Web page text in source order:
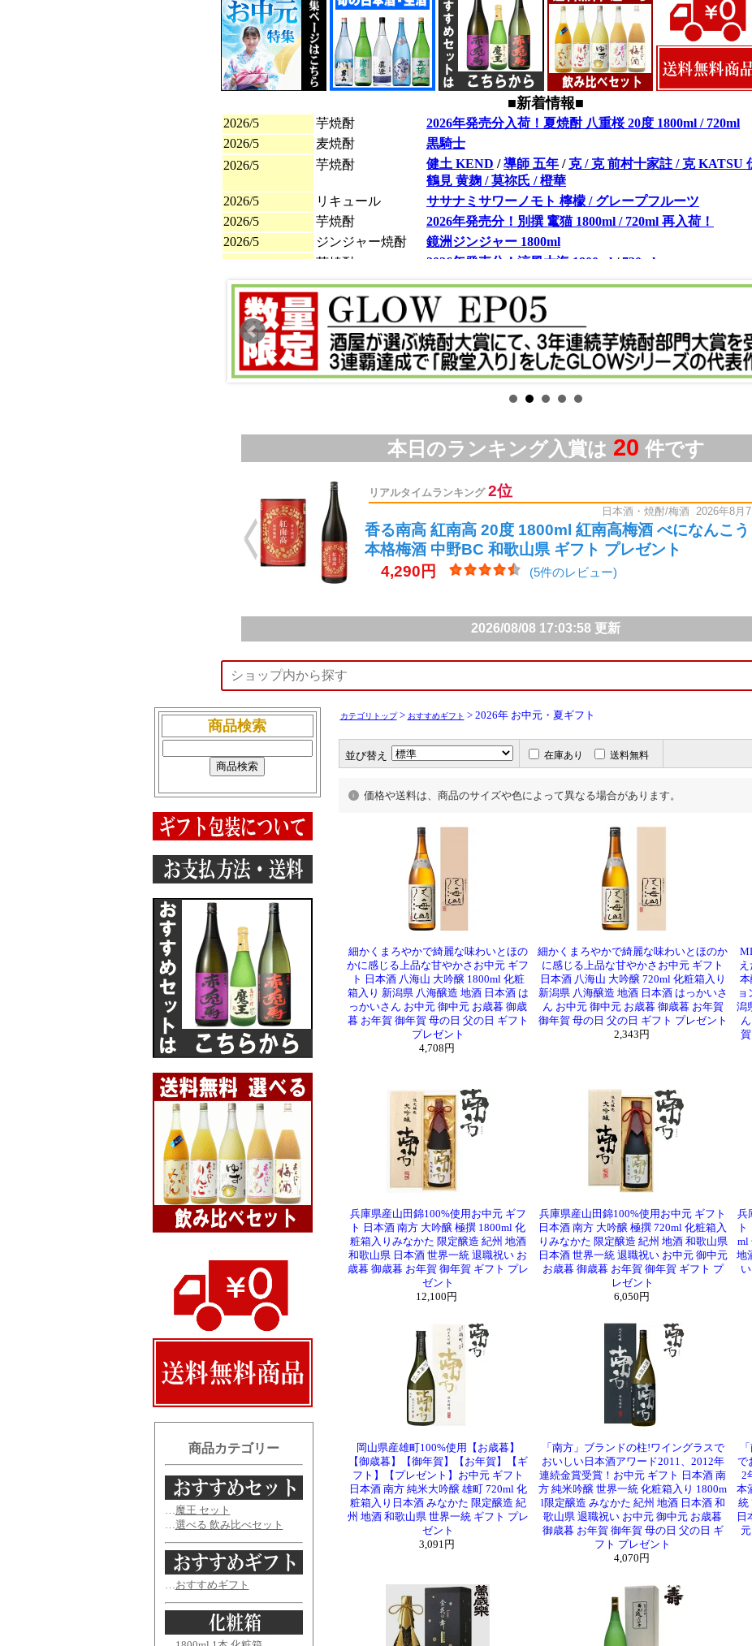
■新着情報■
2026/5 芋焼酎
2026年発売分入荷！夏焼酎 八重桜 20度 1800ml / 720ml
2026/5
麦焼酎
黒騎士
2026/5
芋焼酎 健土 KEND /導師 五年 / 克 / 克 前村十家註 / 克 KATSU
鶴見 黄麹 / 莫祢氏 / 橙華
2026/5
リキュール
ササナミサワーノモト 檸檬 / グレープフルーツ
2026/5
芋焼酎
2026年発売分！別撰 竃猫 1800ml / 720ml 再入荷！
2026/5
ジンジャー焼酎
鏡洲ジンジャー 1800ml
2026/5
芋焼酎 2026年発売分！涼風大海 1800ml / 720ml
2026/4
芋焼酎
2026年発売分！GLOW EP05 1800ml / 720ml
2026/4
芋焼酎
2026年4月より甕雫 リブランド！
甕雫 1800ml 瓶 / 甕雫 黒 1800ml 瓶 / 720ml 瓶 / 900ml
甕雫 翠 1800ml 瓶 / ７２０ml 瓶 / 900ml
甕雫 茜 1800ml 瓶 / 720ml 瓶
大山 特別純米酒 生酒 / 大七 純米生もと 生原酒
菊の里 超辛口 純米生酒 / 甲子 純米吟醸 生原酒 / 甲子 ア
リキュール 紀州の梅酒とトロピカルマンゴー
2026/4
リキュール
ササナミサワーノモト 檸檬 / 梅紫蘇
2026/4
日本酒
リキュール
車坂 魚に合う吟醸酒
吉村秀雄商店 じゃばら酒
芋焼酎
マルニシ第4弾！マルニシ ムラサキマサリ 1800ml / 720ml
2026/4
芋焼酎
2026年発売分！別撰 竃猫 1800ml / 720ml / 竃猫 1800ml /
鏡洲ジンジャー 1800ml / 720ml
2026/4
芋焼酎
克 / 克 前村十家註 / 克 新 無手勝流 / 克 豪放磊落
2026/3
芋焼酎
健土 1st ボトル / 蜜滴 KEND 1st ボトル / PHOENIX 1st
芋焼酎
GLOWシリーズ最新作！ GLOW EP09 1800ml / 720ml
2026/3
芋焼酎
克 / 克 前村十家註 / 克 勝どき
2026/3
芋焼酎
八千代伝 黄色い椿 2026年発売分！
八千代伝 千代吉 / 八千代伝 白 / 八千代伝 黒
2026/3
千亀女 / 千亀女 紫芋仕込み
2026/3
車坂 特別純米酒 生酒 / 車坂 純米大吟醸 生酒
根来桜 純米酒 桜ラベル / 車坂 魚に合う吟醸酒
吉村秀雄商店 じゃばら酒 / すいうめ
赤兎馬 / 赤兎馬 紫 / 赤兎馬 玉茜 / 赤兎馬 ブルー / 赤兎馬
2026/3
ジンジャー焼酎
鏡洲 ジンジャー
2026/3
リキュール
ササナミサワーノモト 檸檬 / グレープフルーツ
2026/3
芋焼酎
甕雫 / 甕雫 KURO / 甕雫 瓶
2026/3
ノンアルコール
雑賀 ロックン 柚 / ロックン プラム / クラフト ロックン
2026/2
2026年発売分！ヤキイモ マルニシベニハルカ 1800ml /
2026/2
2026年発売分！裏 赤江 1800ml / 720ml
2026/2
2026/2
ジンジャー焼酎
鏡洲 ジンジャー 1800ml / 720ml
2026/2
克 / 克 前村十家註 / 克 新 無手勝流 / 克 豪放磊落 / 克 勝ど
2026/2
甕雫 KURO / 甕雫 瓶 / 空と風と大地と / かんろ
2026/2
ササナミサワーノモト 檸檬
2026/2
車坂 魚に合う吟醸酒
吉村秀雄商店 じゃばら酒 / しょうが酒
2026/2
芋焼酎 導師 五年 / 導師 焼酎道場/竃猫
2026/2
日本酒 司牡丹 しぼりたて 裏 純米生酒 1800ml
商品検索
商品カテゴリー
…魔王 セット
…選べる 飲み比べセット
…おすすめギフト
カテゴリトップ> おすすめギフト > 2026年 お中元・夏ギフト
並び替え 在庫あり 送料無料
価格や送料は、商品のサイズや色によって異なる場合があります。
細かくまろやかで綺麗な味わいとほの
かに感じる上品な甘やかさお中元 ギフ
ト 日本酒 八海山 大吟醸 1800ml 化粧
箱入り 新潟県 八海醸造 地酒 日本酒 は
っかいさん お中元 御中元 お歳暮 御歳
暮 お年賀 御年賀 母の日 父の日 ギフト
プレゼント
4,708円
細かくまろやかで綺麗な味わいとほのか
に感じる上品な甘やかさお中元 ギフト
日本酒 八海山 大吟醸 720ml 化粧箱入り
新潟県 八海醸造 地酒 日本酒 はっかいさ
ん お中元 御中元 お歳暮 御歳暮 お年賀
御年賀 母の日 父の日 ギフト プレゼント
2,343円
ョ
潟
兵庫県産山田錦100%使用お中元 ギフ
ト 日本酒 南方 大吟醸 極撰 1800ml 化
粧箱入りみなかた 限定醸造 紀州 地酒
和歌山県 日本酒 世界一統 退職祝い お
歳暮 御歳暮 お年賀 御年賀 ギフト プレ
ゼント
12,100円
兵庫県産山田錦100%使用お中元 ギフト
日本酒 南方 大吟醸 極撰 720ml 化粧箱入
りみなかた 限定醸造 紀州 地酒 和歌山県
日本酒 世界一統 退職祝い お中元 御中元
お歳暮 御歳暮 お年賀 御年賀 ギフト プ
レゼント
6,050円
兵
ml
地
岡山県産雄町100%使用【お歳暮】
【御歳暮】【御年賀】【お年賀】【ギ
フト】【プレゼント】お中元 ギフト
日本酒 南方 純米大吟醸 雄町 720ml 化
粧箱入り日本酒 みなかた 限定醸造 紀
州 地酒 和歌山県 世界一統 ギフト プレ
ゼント
3,091円
「南方」ブランドの柱!ワイングラスで
おいしい日本酒アワード2011、2012年
連続金賞受賞！お中元 ギフト 日本酒 南
方 純米吟醸 世界一統 化粧箱入り 1800m
l限定醸造 みなかた 紀州 地酒 日本酒 和
歌山県 退職祝い お中元 御中元 お歳暮
御歳暮 お年賀 御年賀 母の日 父の日 ギ
フト プレゼント
4,070円
で
2
本
統
日